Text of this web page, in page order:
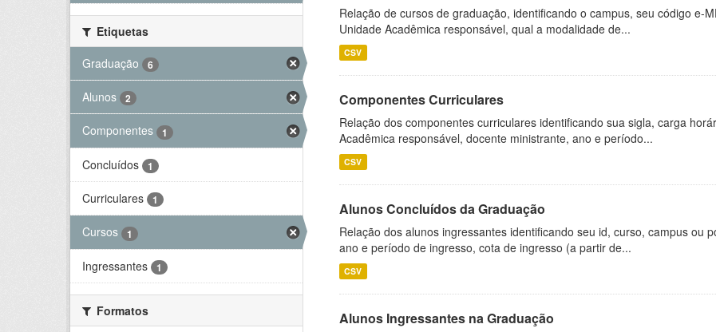
Etiquetas
Graduação
6
Alunos 2
Componentes 1
Concluídos 1
Curriculares 1
Cursos 1
Ingressantes 1
Formatos
Relação de cursos de graduação, identificando o campus, seu código e-
Unidade Acadêmica responsável, qual a modalidade de...
CSV
Componentes Curriculares
Relação dos componentes curriculares identificando sua sigla, carga
Acadêmica responsável, docente ministrante, ano e período...
CSV
Alunos Concluídos da Graduação
Relação dos alunos ingressantes identificando seu id, curso, campus ou
ano e período de ingresso, cota de ingresso (a partir de...
CSV
Alunos Ingressantes na Graduação